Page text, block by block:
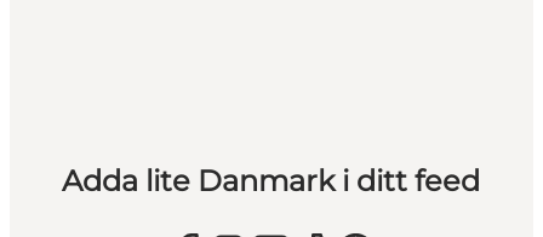
Adda lite Danmark i ditt feed